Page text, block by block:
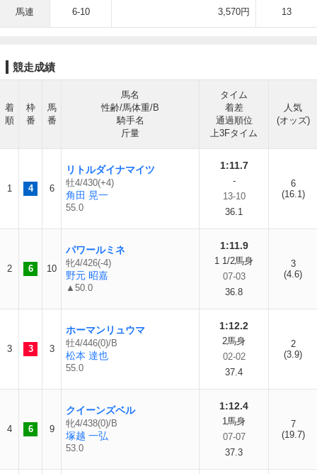
馬連 6-10 3,570円 13
競走成績
着
順
枠
番
馬
番
馬名
性齢/馬体重/B
騎手名
斤量
タイム
着差
通過順位
上3Fタイム
人気
(オッズ)
1 4 6
リトルダイナマイツ
牡4/430(+4)
角田 晃一
55.0
1:11.7
-
13-10
36.1
6
(16.1)
2 6 10
パワールミネ
牝4/426(-4)
野元 昭嘉
▲50.0
1:11.9
1 1/2馬身
07-03
36.8
3
(4.6)
3 3 3
ホーマンリュウマ
牡4/446(0)/B
松本 達也
55.0
1:12.2
2馬身
02-02
37.4
2
(3.9)
4 6 9
クイーンズベル
牝4/438(0)/B
塚越 一弘
53.0
1:12.4
1馬身
07-07
37.3
7
(19.7)